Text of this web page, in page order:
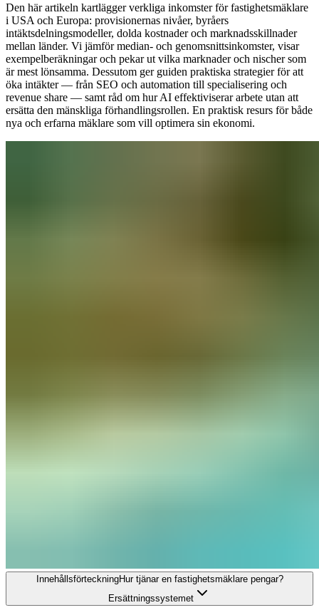
Den här artikeln kartlägger verkliga inkomster för fastighetsmäklare
i USA och Europa: provisionernas nivåer, byråers
intäktsdelningsmodeller, dolda kostnader och marknadsskillnader
mellan länder. Vi jämför median- och genomsnittsinkomster, visar
exempelberäkningar och pekar ut vilka marknader och nischer som
är mest lönsamma. Dessutom ger guiden praktiska strategier för att
öka intäkter — från SEO och automation till specialisering och
revenue share — samt råd om hur AI effektiviserar arbete utan att
ersätta den mänskliga förhandlingsrollen. En praktisk resurs för både
nya och erfarna mäklare som vill optimera sin ekonomi.
InnehållsförteckningHur tjänar en fastighetsmäklare pengar?
Ersättningssystemet